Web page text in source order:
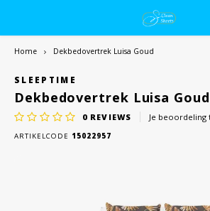
Home Dekbedovertrek Luisa Goud
SLEEPTIME
Dekbedovertrek Luisa Goud
0 REVIEWS Je beoordeling
ARTIKELCODE 15022957